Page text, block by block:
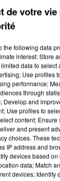
DE LA DZ
de votre
the following data
interest: Store
data to select
Use profiles
performance;
through
Develop and
Use profiles to
content; Ensure
and present
choices. These
IP address and
devices based
data; Match
devices; Identify